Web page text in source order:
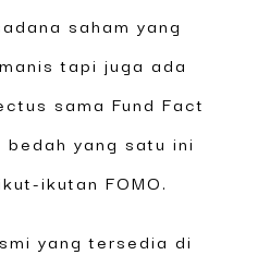
saham yang
tapi juga ada
sama Fund Fact
yang satu ini
ikutan FOMO.
yang tersedia di